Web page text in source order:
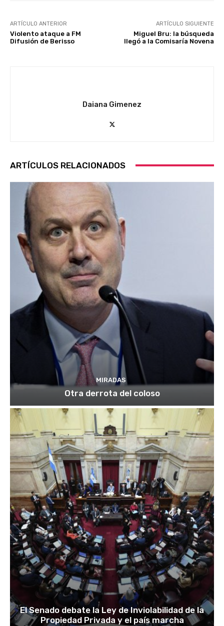
ARTÍCULO ANTERIOR
Violento ataque a FM
Difusión de Berisso
ARTÍCULO SIGUIENTE
Miguel Bru: la búsqueda
llegó a la Comisaría Novena
Daiana Gimenez
ARTÍCULOS RELACIONADOS
MIRADAS
Otra derrota del coloso
El Senado debate la Ley de Inviolabilidad de la
Propiedad Privada y el país marcha